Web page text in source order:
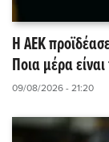
Η ΑΕΚ
Ποια μέρα
09/08/2026 - 21:20